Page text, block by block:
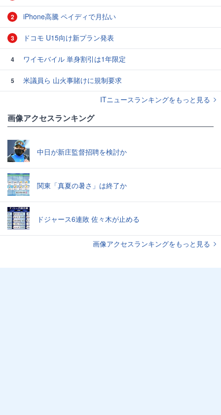
2 iPhone高騰 ペイディで月払い
3 ドコモ U15向け新プラン発表
4 ワイモバイル 単身割引は1年限定
5
米議員ら 山火事賭けに規制要求
ITニュースランキングをもっと見る
画像アクセスランキング
中日が新庄監督招聘を検討か
関東「真夏の暑さ」は終了か
ドジャース6連敗 佐々木が止める
画像アクセスランキングをもっと見る